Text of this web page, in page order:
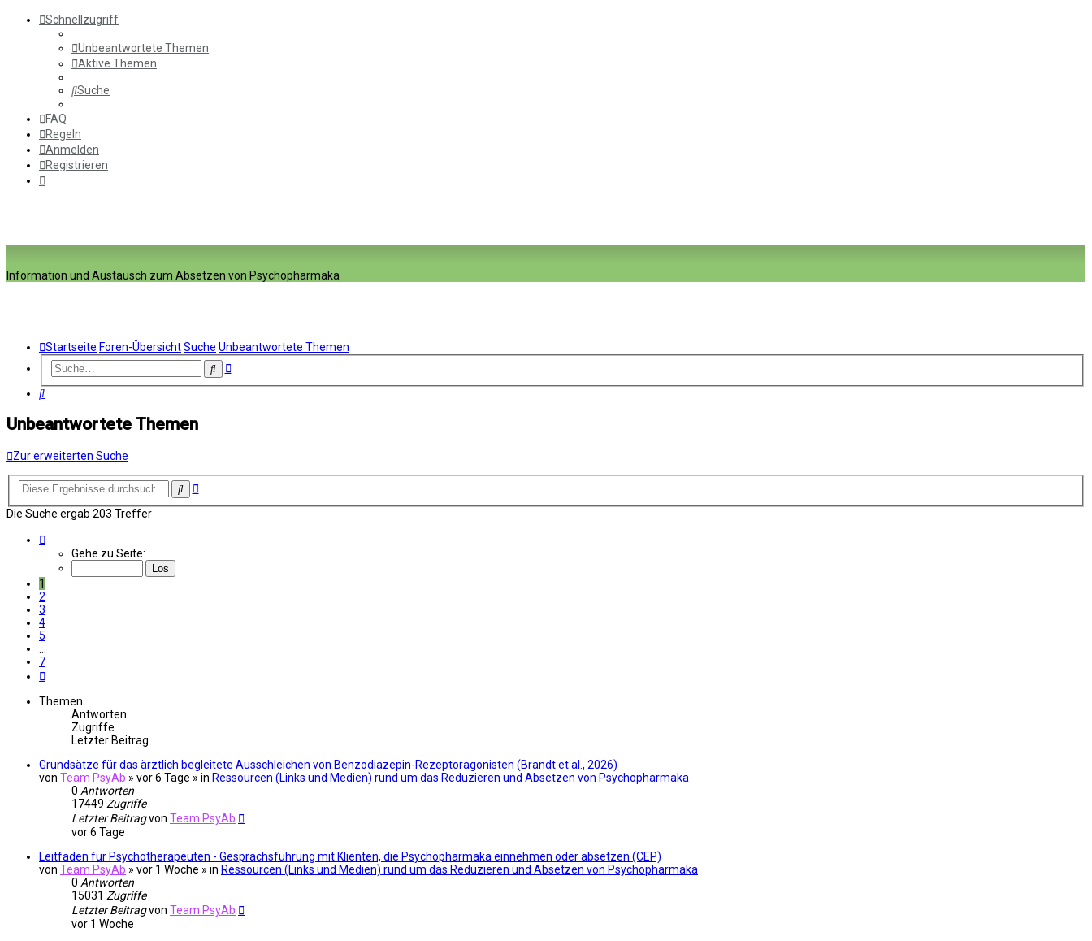
Schnellzugriff
Unbeantwortete Themen
Aktive Themen
Suche
FAQ
Regeln
Anmelden
Registrieren
Information und Austausch zum Absetzen von Psychopharmaka
Startseite Foren-ÜbersichtSuche Unbeantwortete Themen
SucheErweiterte
Suche
Unbeantwortete Themen
Zur erweiterten Suche
SucheErweiterte
Die Suche ergab 203 Treffer
7
Gehe zu Seite:
1
2
3
4
5
7
Themen
Antworten
Zugriffe
Letzter Beitrag
Grundsätze für das ärztlich begleitete Ausschleichen von Benzodiazepin-Rezeptoragonisten (Brandt et al., 2026)
von Team PsyAb » vor 6 Tage » in Ressourcen (Links und Medien) rund um das Reduzieren und Absetzen von Psychopharmaka
0 Antworten
17449 Zugriffe
Letzter Beitragvon Team PsyAb
vor 6 Tage
Leitfaden für Psychotherapeuten - Gesprächsführung mit Klienten, die Psychopharmaka einnehmen oder absetzen (CEP)
von Team PsyAb » vor 1 Woche » in Ressourcen (Links und Medien) rund um das Reduzieren und Absetzen von Psychopharmaka
0 Antworten
15031 Zugriffe
Letzter Beitragvon Team PsyAb
vor 1 Woche